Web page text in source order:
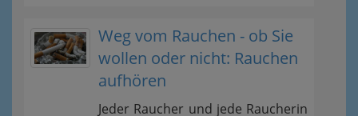
Weg vom Rauchen - ob Sie
wollen oder nicht: Rauchen
aufhören
Jeder Raucher und jede Raucherin